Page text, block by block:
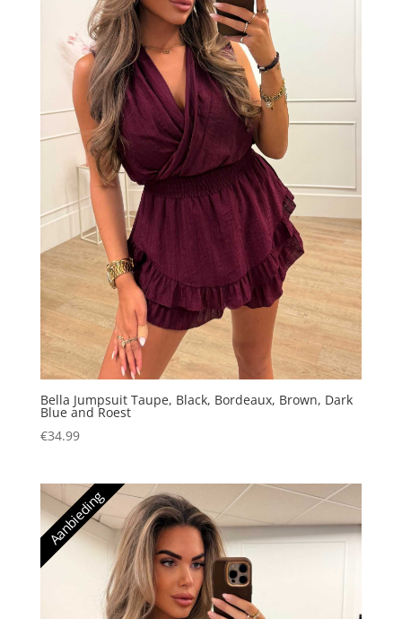
Bella Jumpsuit Taupe, Black, Bordeaux, Brown, Dark
Blue and Roest
€34.99
Aanbieding